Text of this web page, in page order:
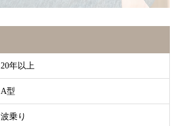
20年以上
A型
波乗り